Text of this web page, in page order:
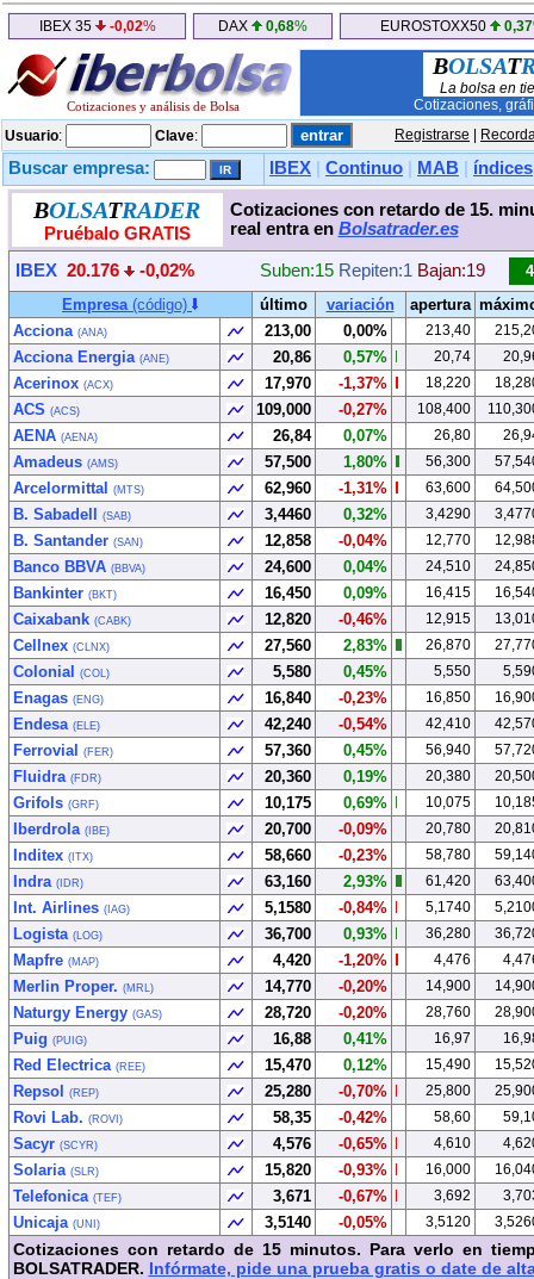
IBEX 35 -0,02% DAX 0,68% EUROSTOXX50 0,37
Cotizaciones y análisis de Bolsa
BOLSAT
La bolsa en
Cotizaciones,
Usuario: Clave: Registrarse
Buscar empresa: IBEX Continuo MAB índices
BOLSATRADER
Pruébalo GRATIS
Cotizaciones con retardo de 15.
real entra en Bolsatrader.es
IBEX 20.176 -0,02% Suben:15 Repiten:1 Bajan:19
Empresa (código) último variación apertura
Acciona (ANA) 213,00 0,00% 213,40
Acciona Energia (ANE) 20,86 0,57% 20,74
Acerinox (ACX) 17,970 -1,37% 18,220
ACS (ACS) 109,000 -0,27% 108,400
AENA (AENA) 26,84 0,07% 26,80
Amadeus (AMS) 57,500 1,80% 56,300
Arcelormittal (MTS) 62,960 -1,31% 63,600
B. Sabadell (SAB) 3,4460 0,32% 3,4290
B. Santander (SAN) 12,858 -0,04% 12,770
Banco BBVA (BBVA) 24,600 0,04% 24,510
Bankinter (BKT) 16,450 0,09% 16,415
Caixabank (CABK) 12,820 -0,46% 12,915
Cellnex (CLNX) 27,560 2,83% 26,870
Colonial (COL) 5,580 0,45% 5,550
Enagas (ENG) 16,840 -0,23% 16,850
Endesa (ELE) 42,240 -0,54% 42,410
Ferrovial (FER) 57,360 0,45% 56,940
Fluidra (FDR) 20,360 0,19% 20,380
Grifols (GRF) 10,175 0,69% 10,075
Iberdrola (IBE) 20,700 -0,09% 20,780
Inditex (ITX) 58,660 -0,23% 58,780
Indra (IDR) 63,160 2,93% 61,420
Int. Airlines (IAG) 5,1580 -0,84% 5,1740
Logista (LOG) 36,700 0,93% 36,280
Mapfre (MAP) 4,420 -1,20% 4,476
Merlin Proper. (MRL) 14,770 -0,20% 14,900
Naturgy Energy (GAS) 28,720 -0,20% 28,760
Puig (PUIG) 16,88 0,41% 16,97
Red Electrica (REE) 15,470 0,12% 15,490
Repsol (REP) 25,280 -0,70% 25,800
Rovi Lab. (ROVI) 58,35 -0,42% 58,60
Sacyr (SCYR) 4,576 -0,65% 4,610
Solaria (SLR) 15,820 -0,93% 16,000
Telefonica (TEF) 3,671 -0,67% 3,692
Unicaja (UNI) 3,5140 -0,05% 3,5120
Cotizaciones con retardo de 15 minutos. Para verlo en
BOLSATRADER. Infórmate, pide una prueba gratis o date de